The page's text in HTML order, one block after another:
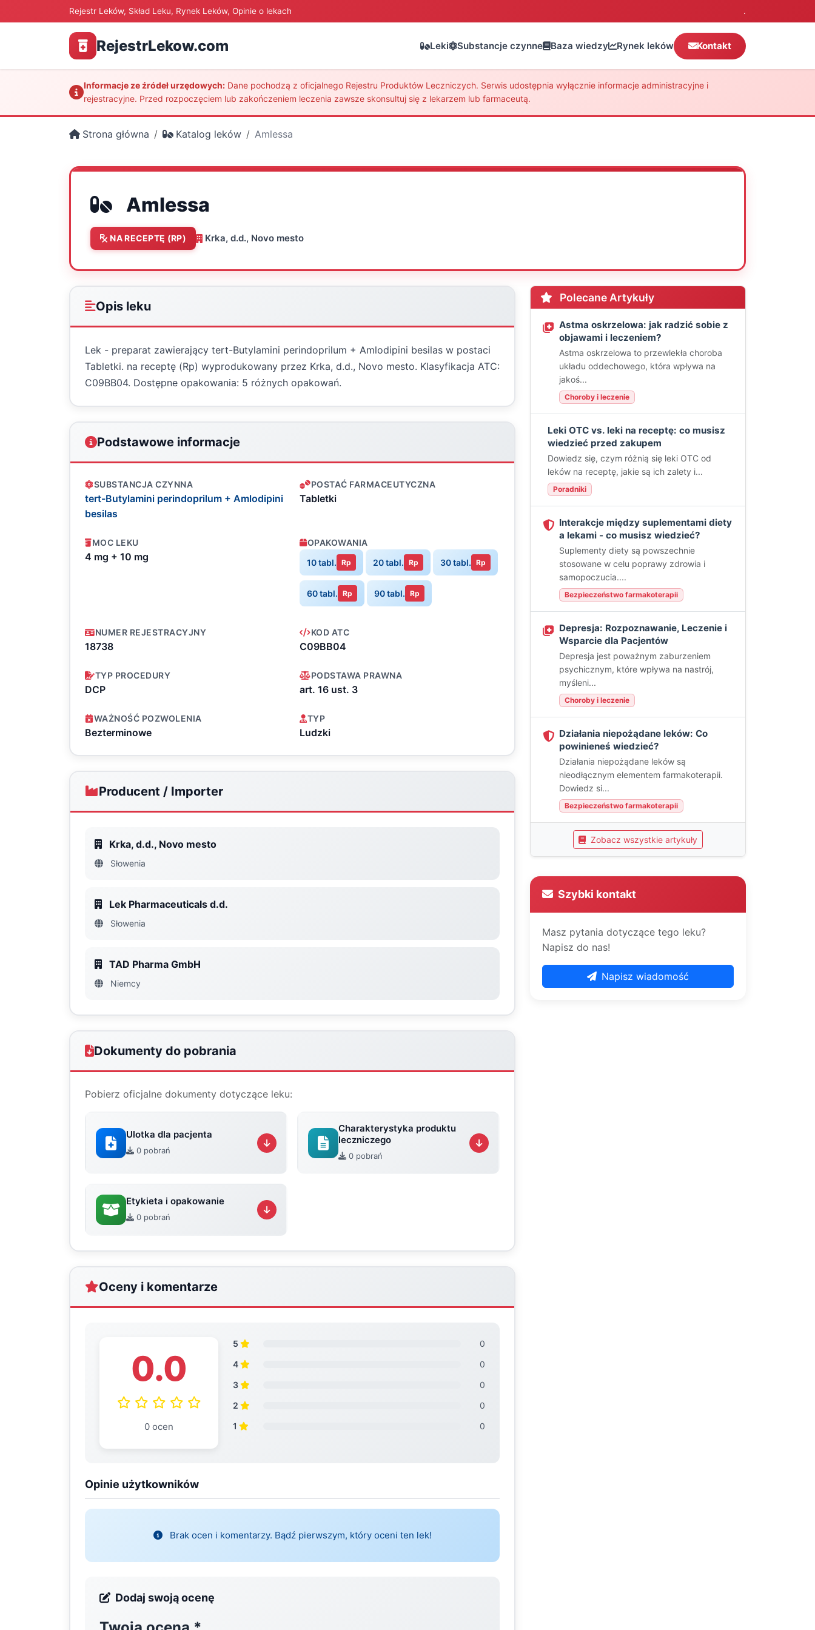
Rejestr Leków, Skład Leku, Rynek Leków, Opinie o lekach .
RejestrLekow.com Leki Substancje czynne Baza wiedzy Rynek leków Kontakt
Informacje ze źródeł urzędowych: Dane pochodzą z oficjalnego Rejestru Produktów Leczniczych. Serwis udostępnia wyłącznie informacje administracyjne i
rejestracyjne. Przed rozpoczęciem lub zakończeniem leczenia zawsze skonsultuj się z lekarzem lub farmaceutą.
Strona główna Katalog leków Amlessa
Amlessa
NA RECEPTĘ (RP) Krka, d.d., Novo mesto
Opis leku
Lek - preparat zawierający tert-Butylamini perindoprilum + Amlodipini besilas w postaci
Tabletki. na receptę (Rp) wyprodukowany przez Krka, d.d., Novo mesto. Klasyfikacja ATC:
C09BB04. Dostępne opakowania: 5 różnych opakowań.
Podstawowe informacje
SUBSTANCJA CZYNNA
tert-Butylamini perindoprilum + Amlodipini
besilas
POSTAĆ FARMACEUTYCZNA
Tabletki
MOC LEKU
4 mg + 10 mg
OPAKOWANIA
10 tabl. Rp 20 tabl. Rp 30 tabl. Rp
60 tabl. Rp 90 tabl. Rp
NUMER REJESTRACYJNY
18738
KOD ATC
C09BB04
TYP PROCEDURY
DCP
PODSTAWA PRAWNA
art. 16 ust. 3
WAŻNOŚĆ POZWOLENIA
Bezterminowe
TYP
Ludzki
Producent / Importer
Krka, d.d., Novo mesto
Słowenia
Lek Pharmaceuticals d.d.
Słowenia
TAD Pharma GmbH
Niemcy
Dokumenty do pobrania
Pobierz oficjalne dokumenty dotyczące leku:
Ulotka dla pacjenta
0 pobrań
Charakterystyka produktu
leczniczego
0 pobrań
Etykieta i opakowanie
0 pobrań
Oceny i komentarze
0.0
0 ocen
5
0
4
0
3
0
2
0
1
0
Opinie użytkowników
Brak ocen i komentarzy. Bądź pierwszym, który oceni ten lek!
Dodaj swoją ocenę
Polecane Artykuły
Astma oskrzelowa: jak radzić sobie z
objawami i leczeniem?
Astma oskrzelowa to przewlekła choroba
układu oddechowego, która wpływa na
jakoś...
Choroby i leczenie
Leki OTC vs. leki na receptę: co musisz
wiedzieć przed zakupem
Dowiedz się, czym różnią się leki OTC od
leków na receptę, jakie są ich zalety i...
Poradniki
Interakcje między suplementami diety
a lekami - co musisz wiedzieć?
Suplementy diety są powszechnie
stosowane w celu poprawy zdrowia i
samopoczucia....
Bezpieczeństwo farmakoterapii
Depresja: Rozpoznawanie, Leczenie i
Wsparcie dla Pacjentów
Depresja jest poważnym zaburzeniem
psychicznym, które wpływa na nastrój,
myśleni...
Choroby i leczenie
Działania niepożądane leków: Co
powinieneś wiedzieć?
Działania niepożądane leków są
nieodłącznym elementem farmakoterapii.
Dowiedz si...
Bezpieczeństwo farmakoterapii
Zobacz wszystkie artykuły
Szybki kontakt
Masz pytania dotyczące tego leku?
Napisz do nas!
Napisz wiadomość